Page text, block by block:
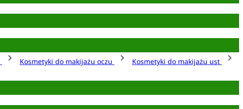
Kosmetyki do makijażu oczu
Kosmetyki do makijażu ust